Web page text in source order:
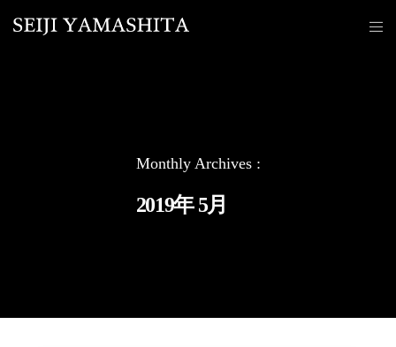
Monthly Archives :
2019年 5月